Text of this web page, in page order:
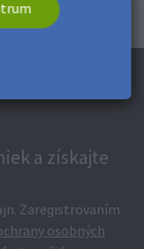
a získajte
Zaregistrovaním
osobných